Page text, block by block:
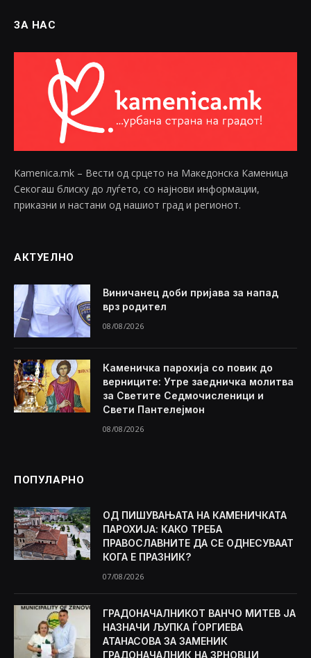
ЗА НАС
Kamenica.mk – Вести од срцето на Македонска Каменица
Секогаш блиску до луѓето, со најнови информации,
приказни и настани од нашиот град и регионот.
АКТУЕЛНО
Виничанец доби пријава за напад
врз родител
08/08/2026
Каменичка парохија со повик до
верниците: Утре заедничка молитва
за Светите Седмочисленици и
Свети Пантелејмон
08/08/2026
ПОПУЛАРНО
ОД ПИШУВАЊАТА НА КАМЕНИЧКАТА
ПАРОХИЈА: КАКО ТРЕБА
ПРАВОСЛАВНИТЕ ДА СЕ ОДНЕСУВААТ
КОГА Е ПРАЗНИК?
07/08/2026
ГРАДОНАЧАЛНИКОТ ВАНЧО МИТЕВ ЈА
НАЗНАЧИ ЉУПКА ЃОРГИЕВА
АТАНАСОВА ЗА ЗАМЕНИК
ГРАДОНАЧАЛНИК НА ЗРНОВЦИ